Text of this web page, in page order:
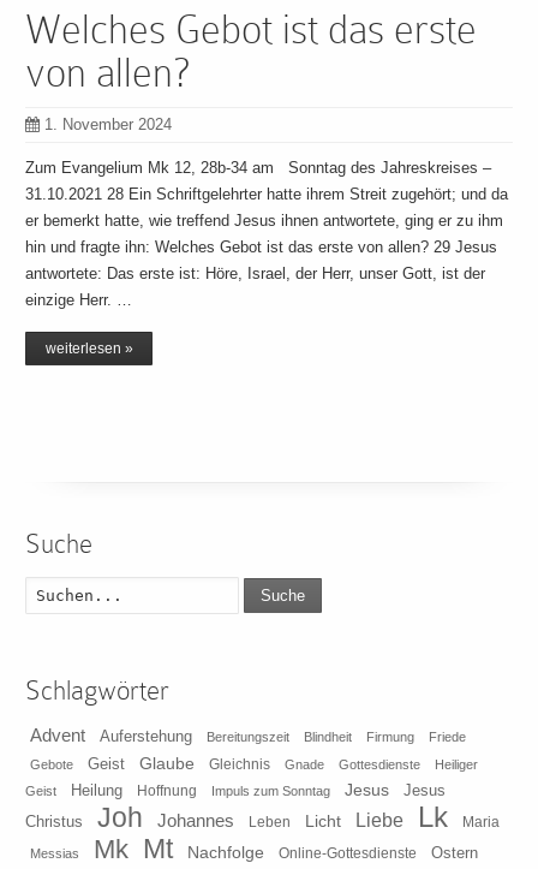
Welches Gebot ist das erste
von allen?
1. November 2024
Zum Evangelium Mk 12, 28b-34 am Sonntag des Jahreskreises –
31.10.2021 28 Ein Schriftgelehrter hatte ihrem Streit zugehört; und da
er bemerkt hatte, wie treffend Jesus ihnen antwortete, ging er zu ihm
hin und fragte ihn: Welches Gebot ist das erste von allen? 29 Jesus
antwortete: Das erste ist: Höre, Israel, der Herr, unser Gott, ist der
einzige Herr. …
weiterlesen »
Suche
Suche
Schlagwörter
Advent Auferstehung Bereitungszeit Blindheit Firmung
Friede
Gebote
Geist Glaube Gleichnis Gnade Gottesdienste
Heiliger
Geist
Heilung Hoffnung Impuls zum Sonntag Jesus
Jesus
Christus
Joh Johannes Leben Licht Liebe Lk Maria
Messias Mk Mt Nachfolge Online-Gottesdienste Ostern